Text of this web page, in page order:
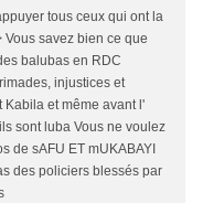
tous ceux qui ont la
savez bien ce que
balubas en RDC
injustices et
et même avant l'
sont luba Vous ne voulez
de sAFU ET mUKABAYI
des policiers blessés par